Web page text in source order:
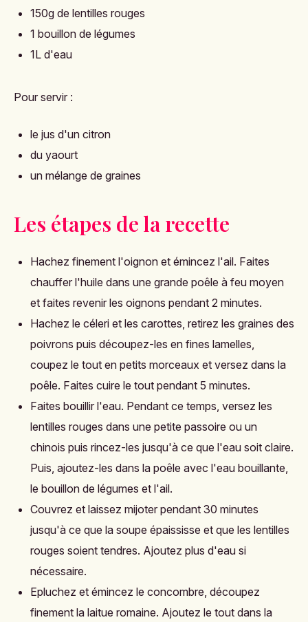
150g de lentilles rouges
1 bouillon de légumes
1L d'eau
Pour servir :
le jus d'un citron
du yaourt
un mélange de graines
Les étapes de la recette
Hachez finement l'oignon et émincez l'ail. Faites
chauffer l'huile dans une grande poêle à feu moyen
et faites revenir les oignons pendant 2 minutes.
Hachez le céleri et les carottes, retirez les graines des
poivrons puis découpez-les en fines lamelles,
coupez le tout en petits morceaux et versez dans la
poêle. Faites cuire le tout pendant 5 minutes.
Faites bouillir l'eau. Pendant ce temps, versez les
lentilles rouges dans une petite passoire ou un
chinois puis rincez-les jusqu'à ce que l'eau soit claire.
Puis, ajoutez-les dans la poêle avec l'eau bouillante,
le bouillon de légumes et l'ail.
Couvrez et laissez mijoter pendant 30 minutes
jusqu'à ce que la soupe épaississe et que les lentilles
rouges soient tendres. Ajoutez plus d'eau si
nécessaire.
Epluchez et émincez le concombre, découpez
finement la laitue romaine. Ajoutez le tout dans la